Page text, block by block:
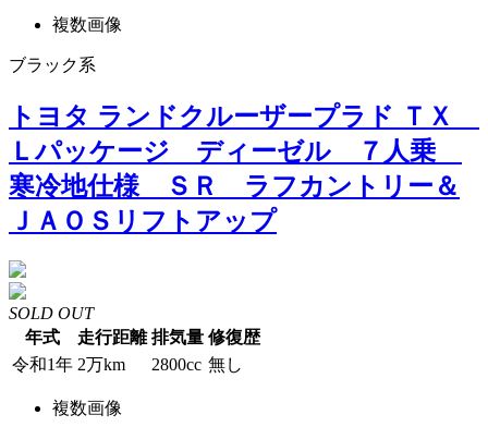
複数画像
ブラック系
トヨタ ランドクルーザープラド ＴＸ
Ｌパッケージ ディーゼル ７人乗
寒冷地仕様 ＳＲ ラフカントリー＆
ＪＡＯＳリフトアップ
SOLD OUT
年式
走行距離 排気量 修復歴
令和1年 2万km 2800cc 無し
複数画像